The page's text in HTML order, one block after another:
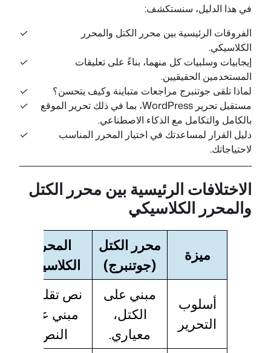
في هذا الدليل، سنستكشف:
الفروقات الرئيسية بين محرر الكتل والمحرر
الكلاسيكي.
إيجابيات وسلبيات كل منهما، بناءً على تعليقات
المستخدمين الحقيقيين.
لماذا تلقى جوتنبرج مراجعات متباينة وكيف يتحسن؟
مستقبل تحرير WordPress، بما في ذلك تحرير الموقع
بالكامل والتكامل مع الذكاء الاصطناعي.
دليل القرار لمساعدتك في اختيار المحرر المناسب
لاحتياجاتك.
الاختلافات الرئيسية بين محرر الكتل
والمحرر الكلاسيكي
ميزة
محرر الكتل
(جوتنبرج)
المحرر
الكلاسيكي
أسلوب
التحرير
مبني على
الكتل،
معياري.
نص تقليدي
مبني على
النص.